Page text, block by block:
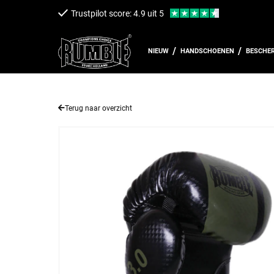
naar de contentTrustpilot score: 4.9 uit 5
NIEUW HANDSCHOENEN
Terug naar overzicht